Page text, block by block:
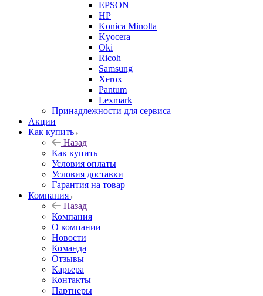
EPSON
HP
Konica Minolta
Kyocera
Oki
Ricoh
Samsung
Xerox
Pantum
Lexmark
Принадлежности для сервиса
Акции
Как купить
Назад
Как купить
Условия оплаты
Условия доставки
Гарантия на товар
Компания
Назад
Компания
О компании
Новости
Команда
Отзывы
Карьера
Контакты
Партнеры